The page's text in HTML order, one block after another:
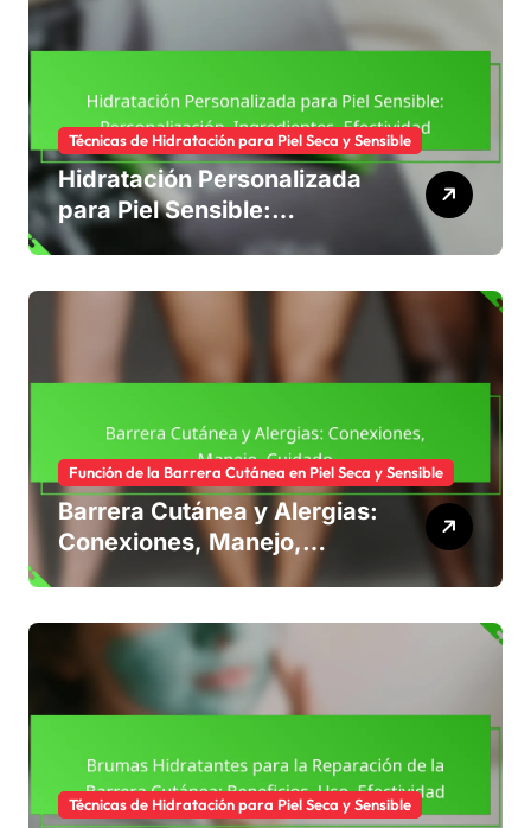
Técnicas de Hidratación para Piel Seca y Sensible
Hidratación Personalizada
para Piel Sensible:
Personalización,
Función de la Barrera Cutánea en Piel Seca y Sensible
Barrera Cutánea y Alergias:
Conexiones, Manejo,
Cuidado
Técnicas de Hidratación para Piel Seca y Sensible